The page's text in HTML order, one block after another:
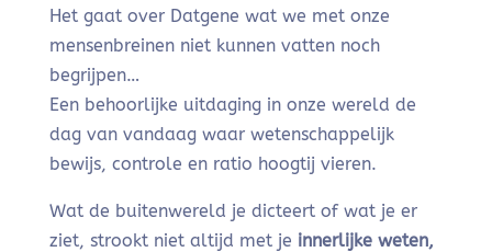
Het gaat over Datgene wat we met onze
mensenbreinen niet kunnen vatten noch
begrijpen…
Een behoorlijke uitdaging in onze wereld de
dag van vandaag waar wetenschappelijk
bewijs, controle en ratio hoogtij vieren.
Wat de buitenwereld je dicteert of wat je er
ziet, strookt niet altijd met je innerlijke weten,